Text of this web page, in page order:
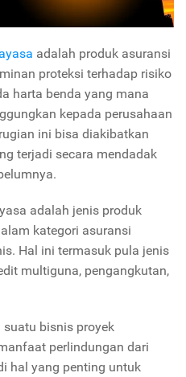
adalah produk asuransi
proteksi terhadap risiko
harta benda yang mana
kepada perusahaan
ini bisa diakibatkan
terjadi secara mendadak
adalah jenis produk
kategori asuransi
Hal ini termasuk pula jenis
multiguna, pengangkutan,
bisnis proyek
perlindungan dari
hal yang penting untuk